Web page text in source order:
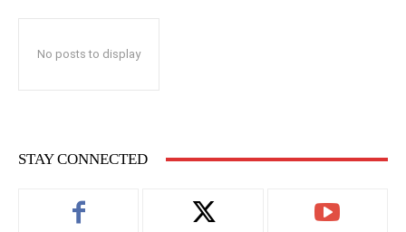
No posts to display
STAY CONNECTED